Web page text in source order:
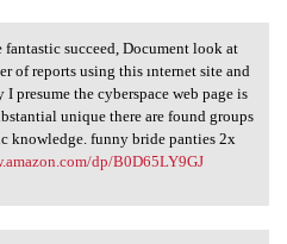
fantastic
fantastic succeed, Document look at
of reports using this ınternet site and
presume the cyberspace web page is
unique there are found groups
knowledge. funny bride panties 2x
dp/B0D65LY9GJ